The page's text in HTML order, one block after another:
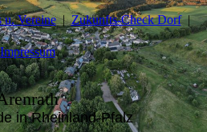
u. Vereine Zukunfts-Check Dorf
Impressum
in Rheinland-Pfalz